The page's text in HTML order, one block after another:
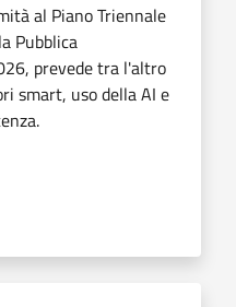
al Piano Triennale
Pubblica
prevede tra l'altro
smart, uso della AI e